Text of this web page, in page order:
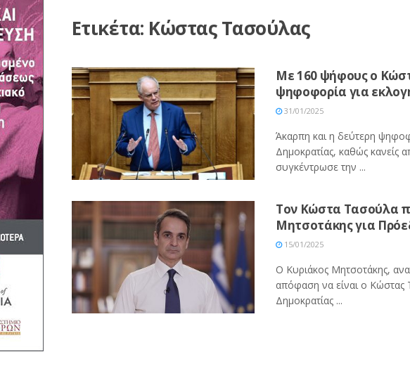
Ετικέτα: Κώστας Τασούλας
Με 160 ψήφους ο
ψηφοφορία για
31/01/2025
Άκαρπη και η δεύτερη
Δημοκρατίας, καθώς κανείς
συγκέντρωσε την ...
Τον Κώστα Τασούλα
Μητσοτάκης για
15/01/2025
Ο Κυριάκος Μητσοτάκης,
απόφαση να είναι ο
Δημοκρατίας ...